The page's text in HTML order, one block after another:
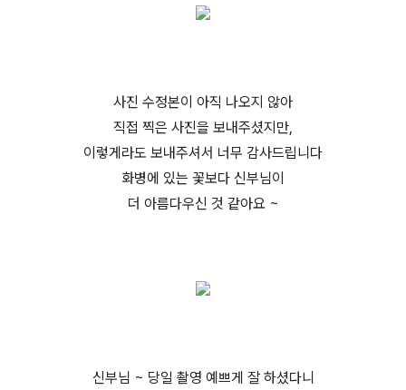
사진 수정본이 아직 나오지 않아
직접 찍은 사진을 보내주셨지만,
이렇게라도 보내주셔서 너무 감사드립니다
화병에 있는 꽃보다 신부님이
더 아름다우신 것 같아요 ~
신부님 ~ 당일 촬영 예쁘게 잘 하셨다니